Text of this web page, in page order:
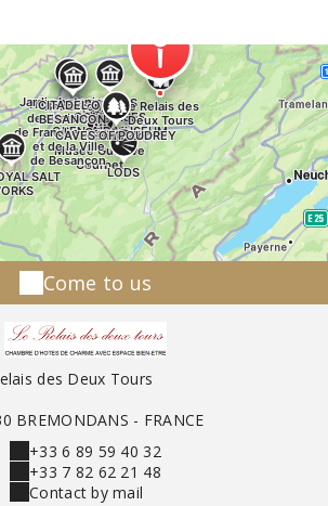
Come to us
des Deux Tours
BREMONDANS - FRANCE
+33 6 89 59 40 32
+33 7 82 62 21 48
Contact by mail